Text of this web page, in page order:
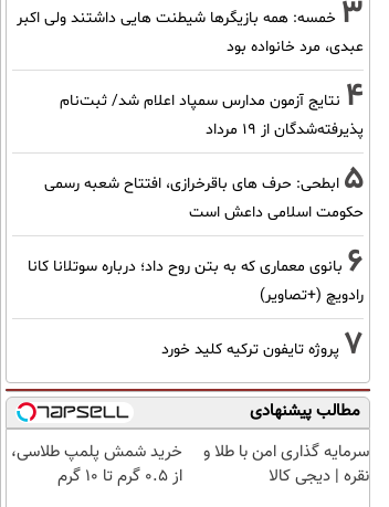
3 خمسه: همه بازیگرها شیطنت هایی داشتند ولی اکبر
عبدی، مرد خانواده بود
4 نتایج آزمون مدارس سمپاد اعلام شد/ ثبت‌نام
پذیرفته‌شدگان از ۱۹ مرداد
5 ابطحی: حرف های باقرخرازی، افتتاح شعبه رسمی
حکومت اسلامی داعش است
6 بانوی معماری که به بتن روح داد؛ درباره سوتلانا کانا
رادویچ (+تصاویر)
7 پروژه تایفون ترکیه کلید خورد
مطالب پیشنهادی
سرمایه گذاری امن با طلا و
نقره | دیجی کالا
خرید شمش پلمپ طلاسی،
از ۰.۵ گرم تا ۱۰ گرم